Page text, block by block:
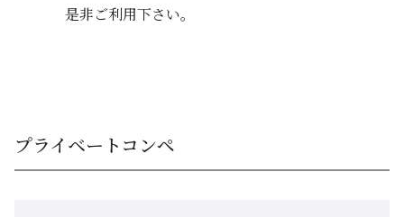
是非ご利用下さい。
プライベートコンペ